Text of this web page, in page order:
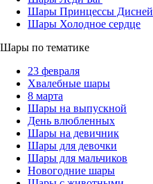
Шары Принцессы Дисней
Шары Холодное сердце
Шары по тематике
23 февраля
Хвалебные шары
8 марта
Шары на выпускной
День влюбленных
Шары на девичник
Шары для девочки
Шары для мальчиков
Новогодние шары